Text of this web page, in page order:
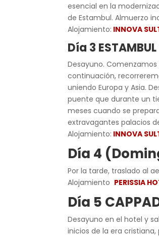
esencial en la
de Estambul. Almuerzo
Alojamiento: INNOVA
Día 3 ESTAMBUL
Desayuno. Comenzamos
continuación,
uniendo Europa y Asia.
puente que durante un
meses cuando se
extravagantes palacios
Alojamiento: INNOVA
Día 4
Por la tarde, traslado al
Alojamiento PERISSIA
Día 5
Desayuno en el hotel y
inicios de la era